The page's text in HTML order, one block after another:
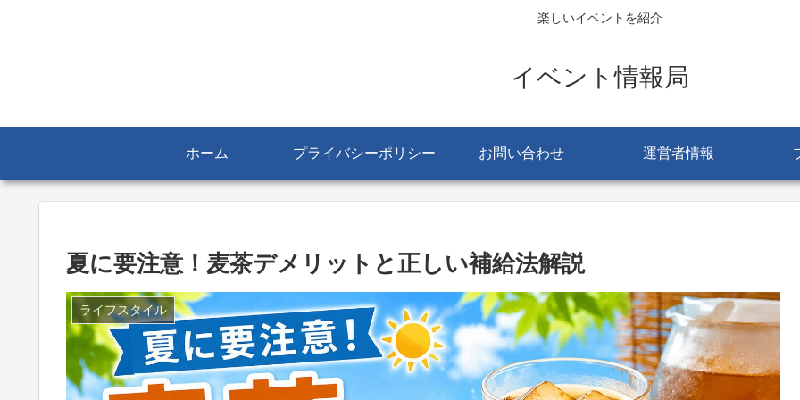
楽しいイベントを紹介
イベント情報局
ホーム プライバシーポリシー お問い合わせ 運営者情報
夏に要注意！麦茶デメリットと正しい補給法解説
ライフスタイル